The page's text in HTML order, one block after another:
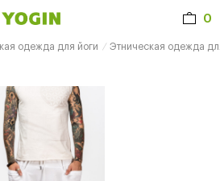
0
одежда для йоги Этническая одежда